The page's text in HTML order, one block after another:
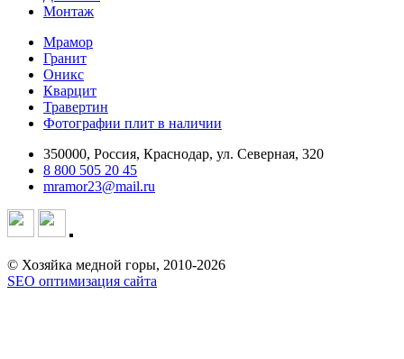
Монтаж
Мрамор
Гранит
Оникс
Кварцит
Травертин
Фотографии плит в наличии
350000, Россия, Краснодар, ул. Северная, 320
8 800 505 20 45
mramor23@mail.ru
© Хозяйка медной горы, 2010-2026
SEO оптимизация сайта